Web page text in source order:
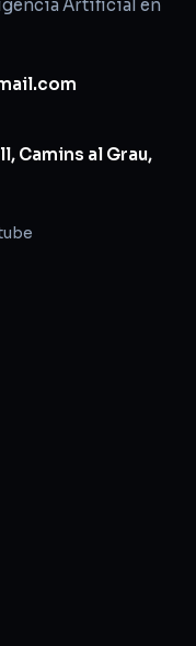
Artificial en
Camins al Grau,